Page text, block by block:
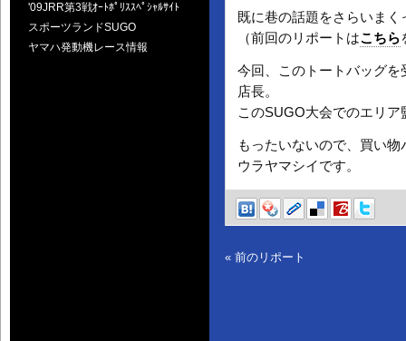
既に巷の話題をさらいま
（前回のリポートはこちら
今回、このトートバッグ
店長。
このSUGO大会でのエリア
もったいないので、買い
ウラヤマシイです。
« 前のリポート
'09JRR第3戦ｵｰﾄﾎﾟﾘｽｽﾍﾟｼｬﾙｻｲﾄ
スポーツランドSUGO
ヤマハ発動機レース情報